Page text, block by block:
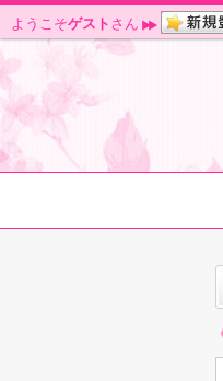
ようこそゲスト さん